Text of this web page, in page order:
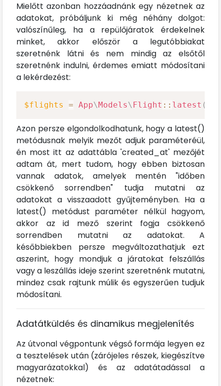
Mielőtt azonban hozzáadnánk egy nézetnek az
adatokat, próbáljunk ki még néhány dolgot:
valószínűleg, ha a repülőjáratok érdekelnek
minket, akkor először a legutóbbiakat
szeretnénk látni és nem mindig az elsőtől
szeretnénk indulni, érdemes emiatt módosítani
a lekérdezést:
$flights = App\ Models\ Flight :: latest (
Azon persze elgondolkodhatunk, hogy a latest()
metódusnak melyik mezőt adjuk paraméteréül,
én most itt az adattábla 'created_at' mezőjét
adtam át, mert tudom, hogy ebben biztosan
vannak adatok, amelyek mentén "időben
csökkenő sorrendben" tudja mutatni az
adatokat a visszaadott gyűjteményben. Ha a
latest() metódust paraméter nélkül hagyom,
akkor az id mező szerint fogja csökkenő
sorrendben mutatni az adatokat. A
későbbiekben persze megváltozathatjuk ezt
aszerint, hogy mondjuk a járatokat felszállás
vagy a leszállás ideje szerint szeretnénk mutatni,
mindez csak rajtunk múlik és egyszerűen tudjuk
módosítani.
Adatátküldés és dinamikus megjelenítés
Az útvonal végpontunk végső formája legyen ez
a tesztelések után (zárójeles részek, kiegészítve
magyarázatokkal) és az adatátadással a
nézetnek: